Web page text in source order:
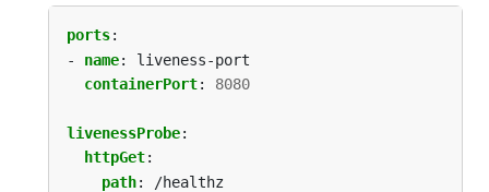
ports:
- name:
liveness-port
containerPort: 8080
livenessProbe:
httpGet:
path:
/healthz